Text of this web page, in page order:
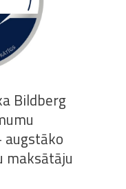
Bildberg
maksātāju